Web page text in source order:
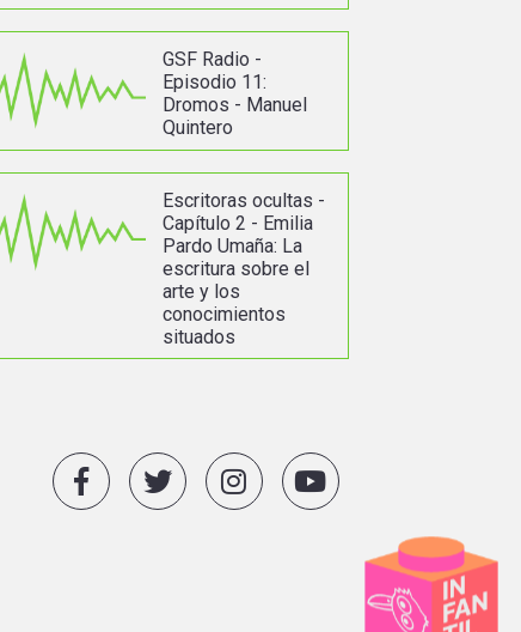
GSF Radio -
Episodio 11:
Dromos - Manuel
Quintero
Escritoras ocultas -
Capítulo 2 - Emilia
Pardo Umaña: La
escritura sobre el
arte y los
conocimientos
situados